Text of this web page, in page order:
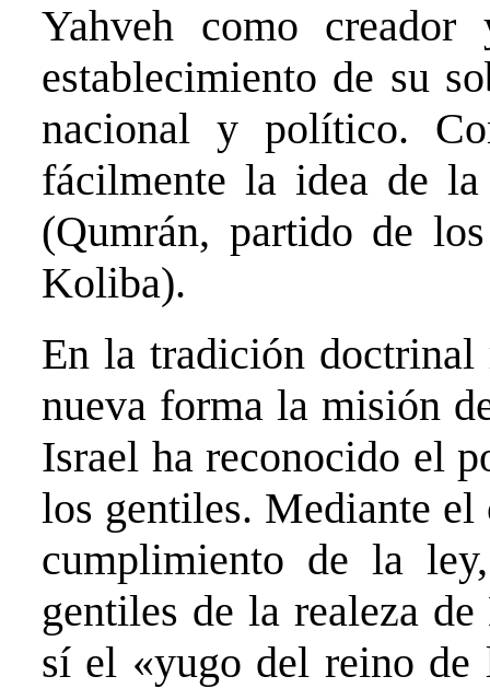
Yahveh como
establecimiento de su
nacional y político.
fácilmente la idea de
(Qumrán, partido de
Koliba).
En la tradición doctrinal
nueva forma la misión
Israel ha reconocido el
los gentiles. Mediante
cumplimiento de la
gentiles de la realeza
sí el «yugo del reino de